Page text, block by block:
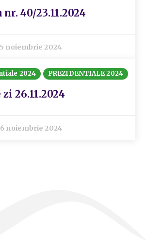
40/23.11.2024
noiembrie 2024
2024 PREZIDENTIALE 2024
26.11.2024
noiembrie 2024